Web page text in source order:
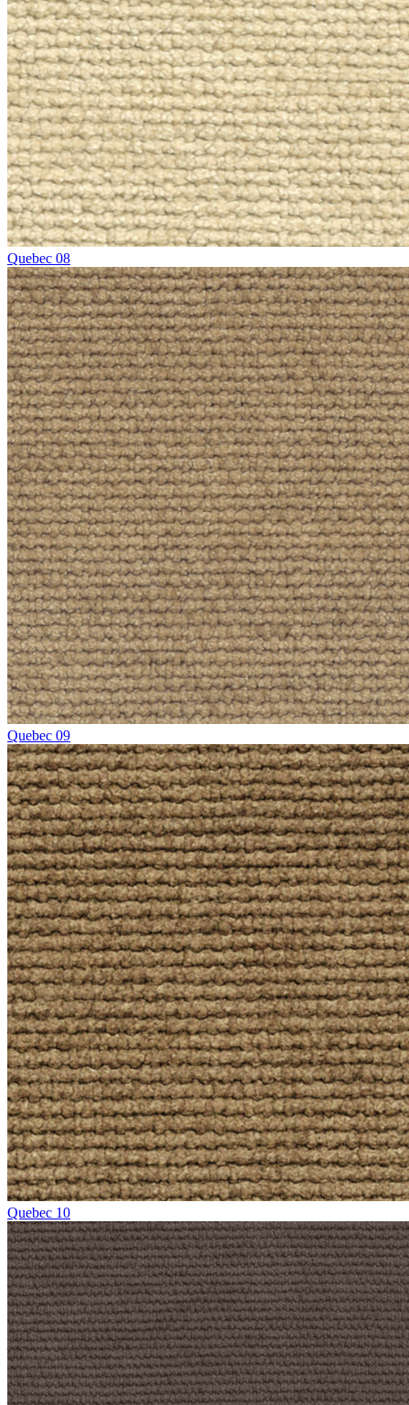
Quebec 08
Quebec 09
Quebec 10